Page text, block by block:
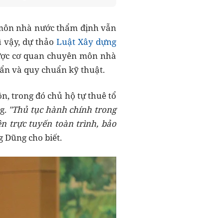
nhà nước thẩm định vẫn
vậy, dự thảo Luật Xây dựng
cơ quan chuyên môn nhà
và quy chuẩn kỹ thuật.
trong đó chủ hộ tự thuê tổ
. "Thủ tục hành chính trong
trực tuyến toàn trình, bảo
Dũng cho biết.